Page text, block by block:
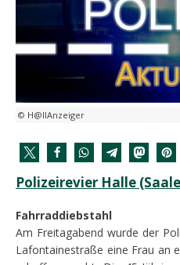
© H@llAnzeiger
Polizeirevier Halle
Fahrraddiebstahl
Am Freitagabend wurde der
Lafontainestraße eine Frau an